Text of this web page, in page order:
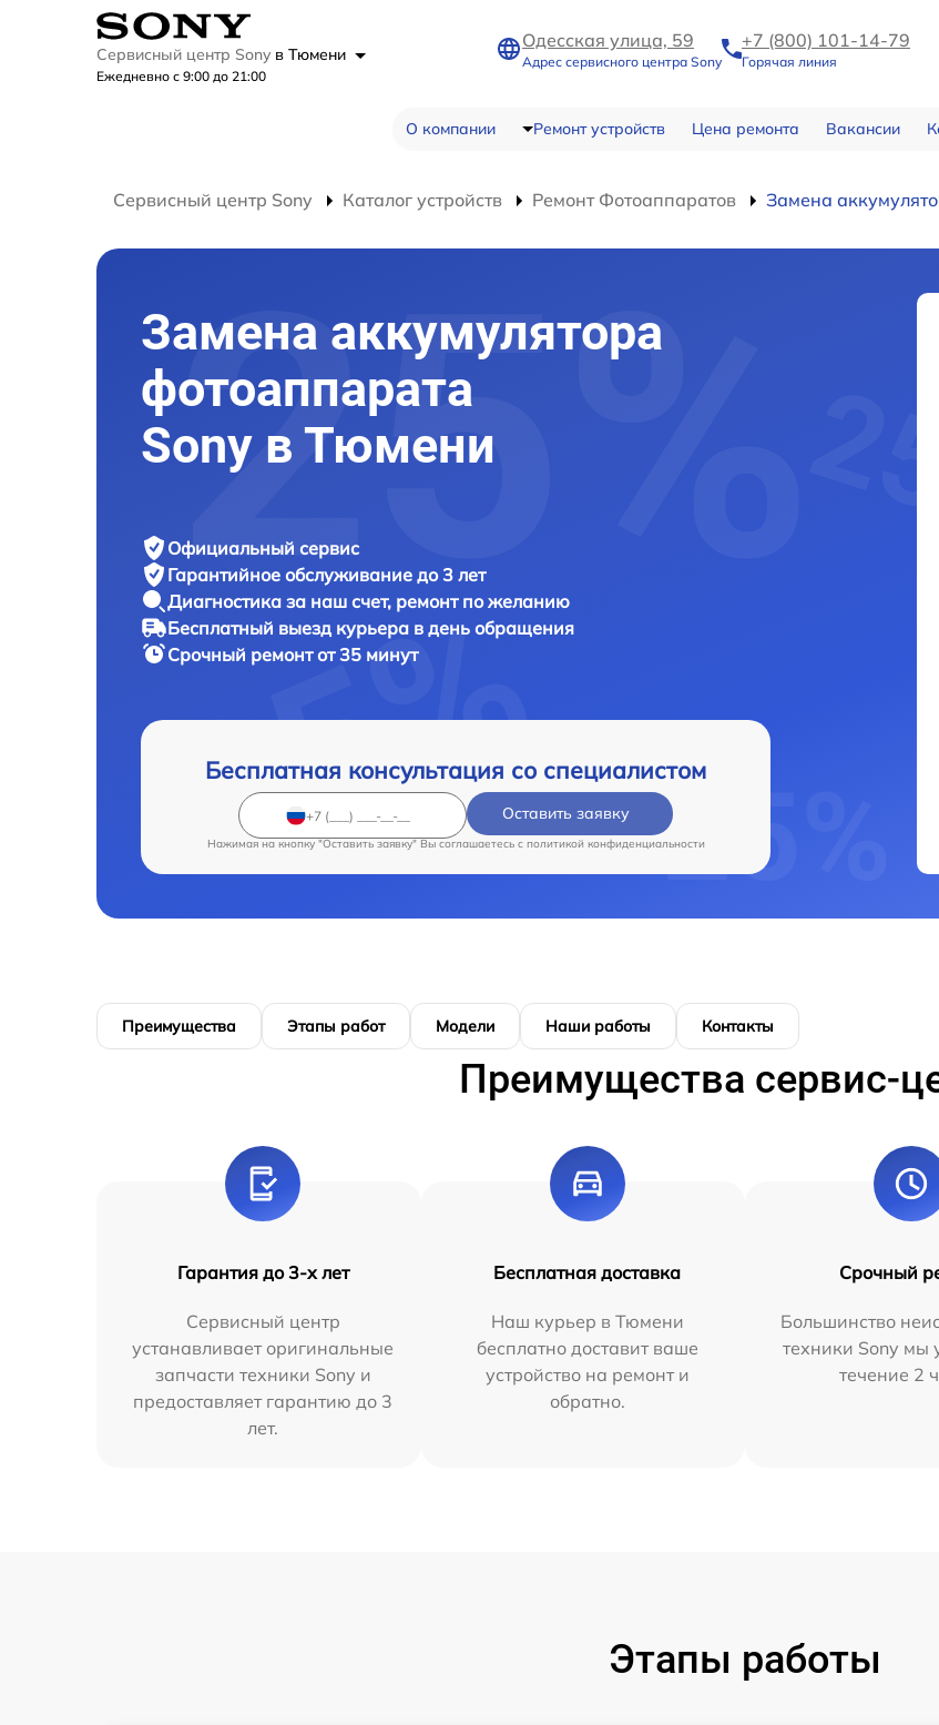
Сервисный центр Sony в Тюмени
Ежедневно с 9:00 до 21:00
Одесская улица, 59
Адрес сервисного центра Sony
+7 (800) 101-14-79
Горячая линия
О компании Ремонт устройств Цена ремонта Вакансии
Сервисный центр Sony Каталог устройств Ремонт Фотоаппаратов Замена
Замена аккумулятора
фотоаппарата
Sony в Тюмени
Официальный сервис
Гарантийное обслуживание до 3 лет
Диагностика за наш счет, ремонт по желанию
Бесплатный выезд курьера в день обращения
Срочный ремонтот 35 минут
Бесплатная консультация со специалистом
Оставить заявку
Нажимая на кнопку "Оставить заявку" Вы соглашаетесь c политикой конфиденциальности
Преимущества Этапы работ Модели Наши работы Контакты
Преимущества сервис-
Гарантия до 3-х лет
Сервисный центр
устанавливает оригинальные
запчасти техники Sony и
предоставляет гарантию до 3
лет.
Бесплатная доставка
Наш курьер в Тюмени
бесплатно доставит ваше
устройство на ремонт и
обратно.
Срочный
Большинство
техники Sony мы
течение 2
Этапы работы